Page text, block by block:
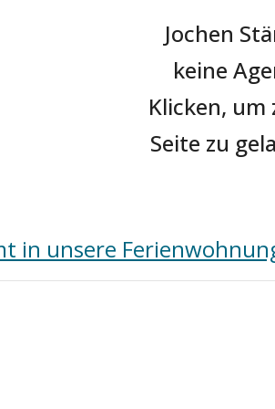
Jochen
keine
Klicken, um
Seite zu
in unsere